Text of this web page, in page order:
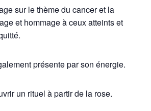
sur le thème du cancer et la
et hommage à ceux atteints et
présente par son énergie.
un rituel à partir de la rose.